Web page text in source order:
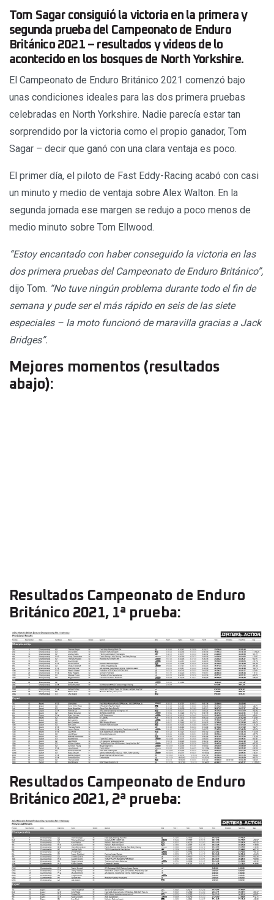
Tom Sagar consiguió la victoria en la primera y
segunda prueba del Campeonato de Enduro
Británico 2021 – resultados y videos de lo
acontecido en los bosques de North Yorkshire.
El Campeonato de Enduro Británico 2021 comenzó bajo
unas condiciones ideales para las dos primera pruebas
celebradas en North Yorkshire. Nadie parecía estar tan
sorprendido por la victoria como el propio ganador, Tom
Sagar – decir que ganó con una clara ventaja es poco.
El primer día, el piloto de Fast Eddy-Racing acabó con casi
un minuto y medio de ventaja sobre Alex Walton. En la
segunda jornada ese margen se redujo a poco menos de
medio minuto sobre Tom Ellwood.
“Estoy encantado con haber conseguido la victoria en las
dos primera pruebas del Campeonato de Enduro Británico”,
dijo Tom. “No tuve ningún problema durante todo el fin de
semana y pude ser el más rápido en seis de las siete
especiales – la moto funcionó de maravilla gracias a Jack
Bridges”.
Mejores momentos (resultados
abajo):
Resultados Campeonato de Enduro
Británico 2021, 1ª prueba:
Resultados Campeonato de Enduro
Británico 2021, 2ª prueba: